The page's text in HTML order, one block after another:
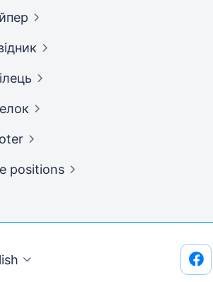
positions